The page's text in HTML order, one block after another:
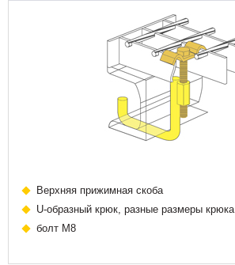
Верхняя прижимная скоба
U-образный крюк, разные размеры крюка
болт М8